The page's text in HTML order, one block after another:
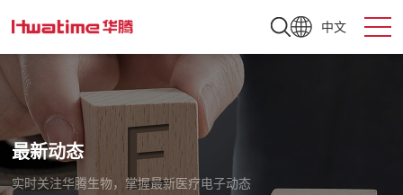
中文
最新动态
实时关注华腾生物，掌握最新医疗电子动态